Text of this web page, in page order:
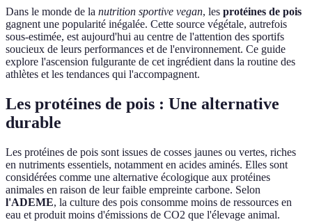
Dans le monde de la nutrition sportive vegan, les protéines de pois
gagnent une popularité inégalée. Cette source végétale, autrefois
sous-estimée, est aujourd'hui au centre de l'attention des sportifs
soucieux de leurs performances et de l'environnement. Ce guide
explore l'ascension fulgurante de cet ingrédient dans la routine des
athlètes et les tendances qui l'accompagnent.
Les protéines de pois : Une alternative
durable
Les protéines de pois sont issues de cosses jaunes ou vertes, riches
en nutriments essentiels, notamment en acides aminés. Elles sont
considérées comme une alternative écologique aux protéines
animales en raison de leur faible empreinte carbone. Selon
l'ADEME, la culture des pois consomme moins de ressources en
eau et produit moins d'émissions de CO2 que l'élevage animal.